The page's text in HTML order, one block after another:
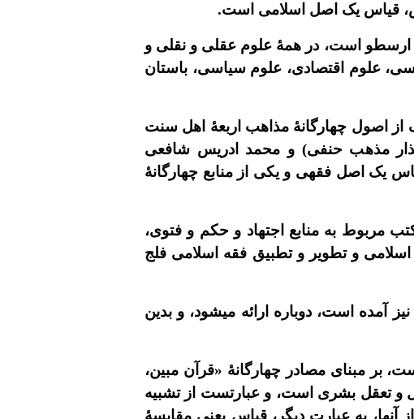
قياس يک اصل اسلامى است.
ارسطو است، در همۀ علوم عقلى و نقلى و
علوم اقتصادى، علوم سياسى، باستان
اصول چهارگانۀ مذاهب اربعۀ اهل سنت
مذهب حنفى) و محمد ادريس شافعى
يک اصل فقهى و يکى از منابع چهارگانۀ
به منابع اجتهاد و حکم و فتوى،
و تطوير و تطبيق فقه اسلامى فلج
آمده است، دوباره ارائه ميشود، و بدين
بر مبناى مصادر چهارگانۀ «قرآن مبین،
و تعقل بشرى است، و عبارتست از تشبيه
آنها، به عبارت ديگر، قياس یعنی مقايسۀ